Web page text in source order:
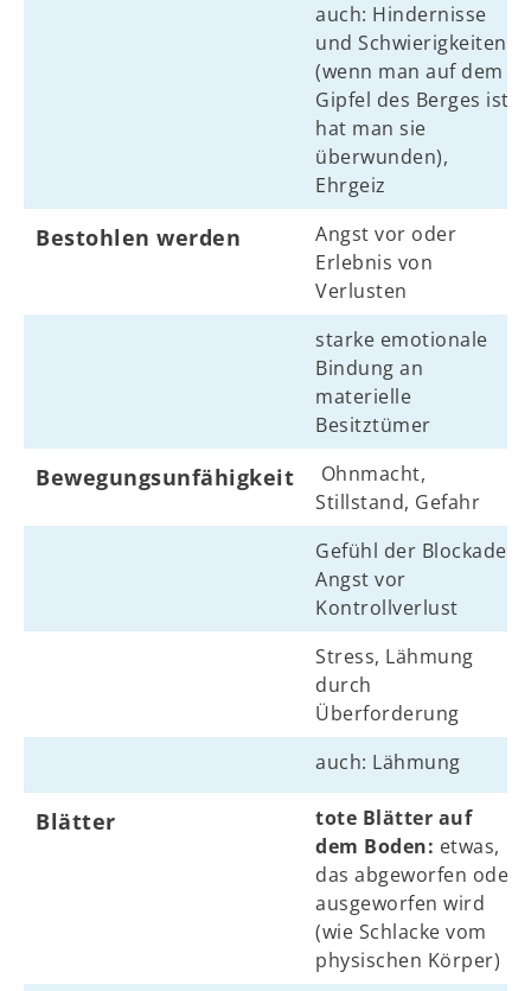
auch: Hindernisse
und Schwierigkeiten
(wenn man auf dem
Gipfel des Berges ist,
hat man sie
überwunden),
Ehrgeiz
Bestohlen werden
Angst vor oder
Erlebnis von
Verlusten
starke emotionale
Bindung an
materielle
Besitztümer
Bewegungsunfähigkeit
Ohnmacht,
Stillstand, Gefahr
Gefühl der Blockade,
Angst vor
Kontrollverlust
Stress, Lähmung
durch
Überforderung
auch: Lähmung
Blätter
tote Blätter auf
dem Boden: etwas,
das abgeworfen oder
ausgeworfen wird
(wie Schlacke vom
physischen Körper)